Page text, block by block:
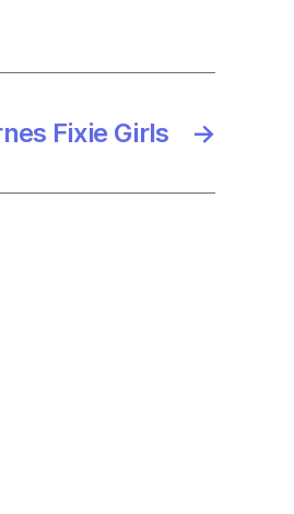
→
Fixie Girls